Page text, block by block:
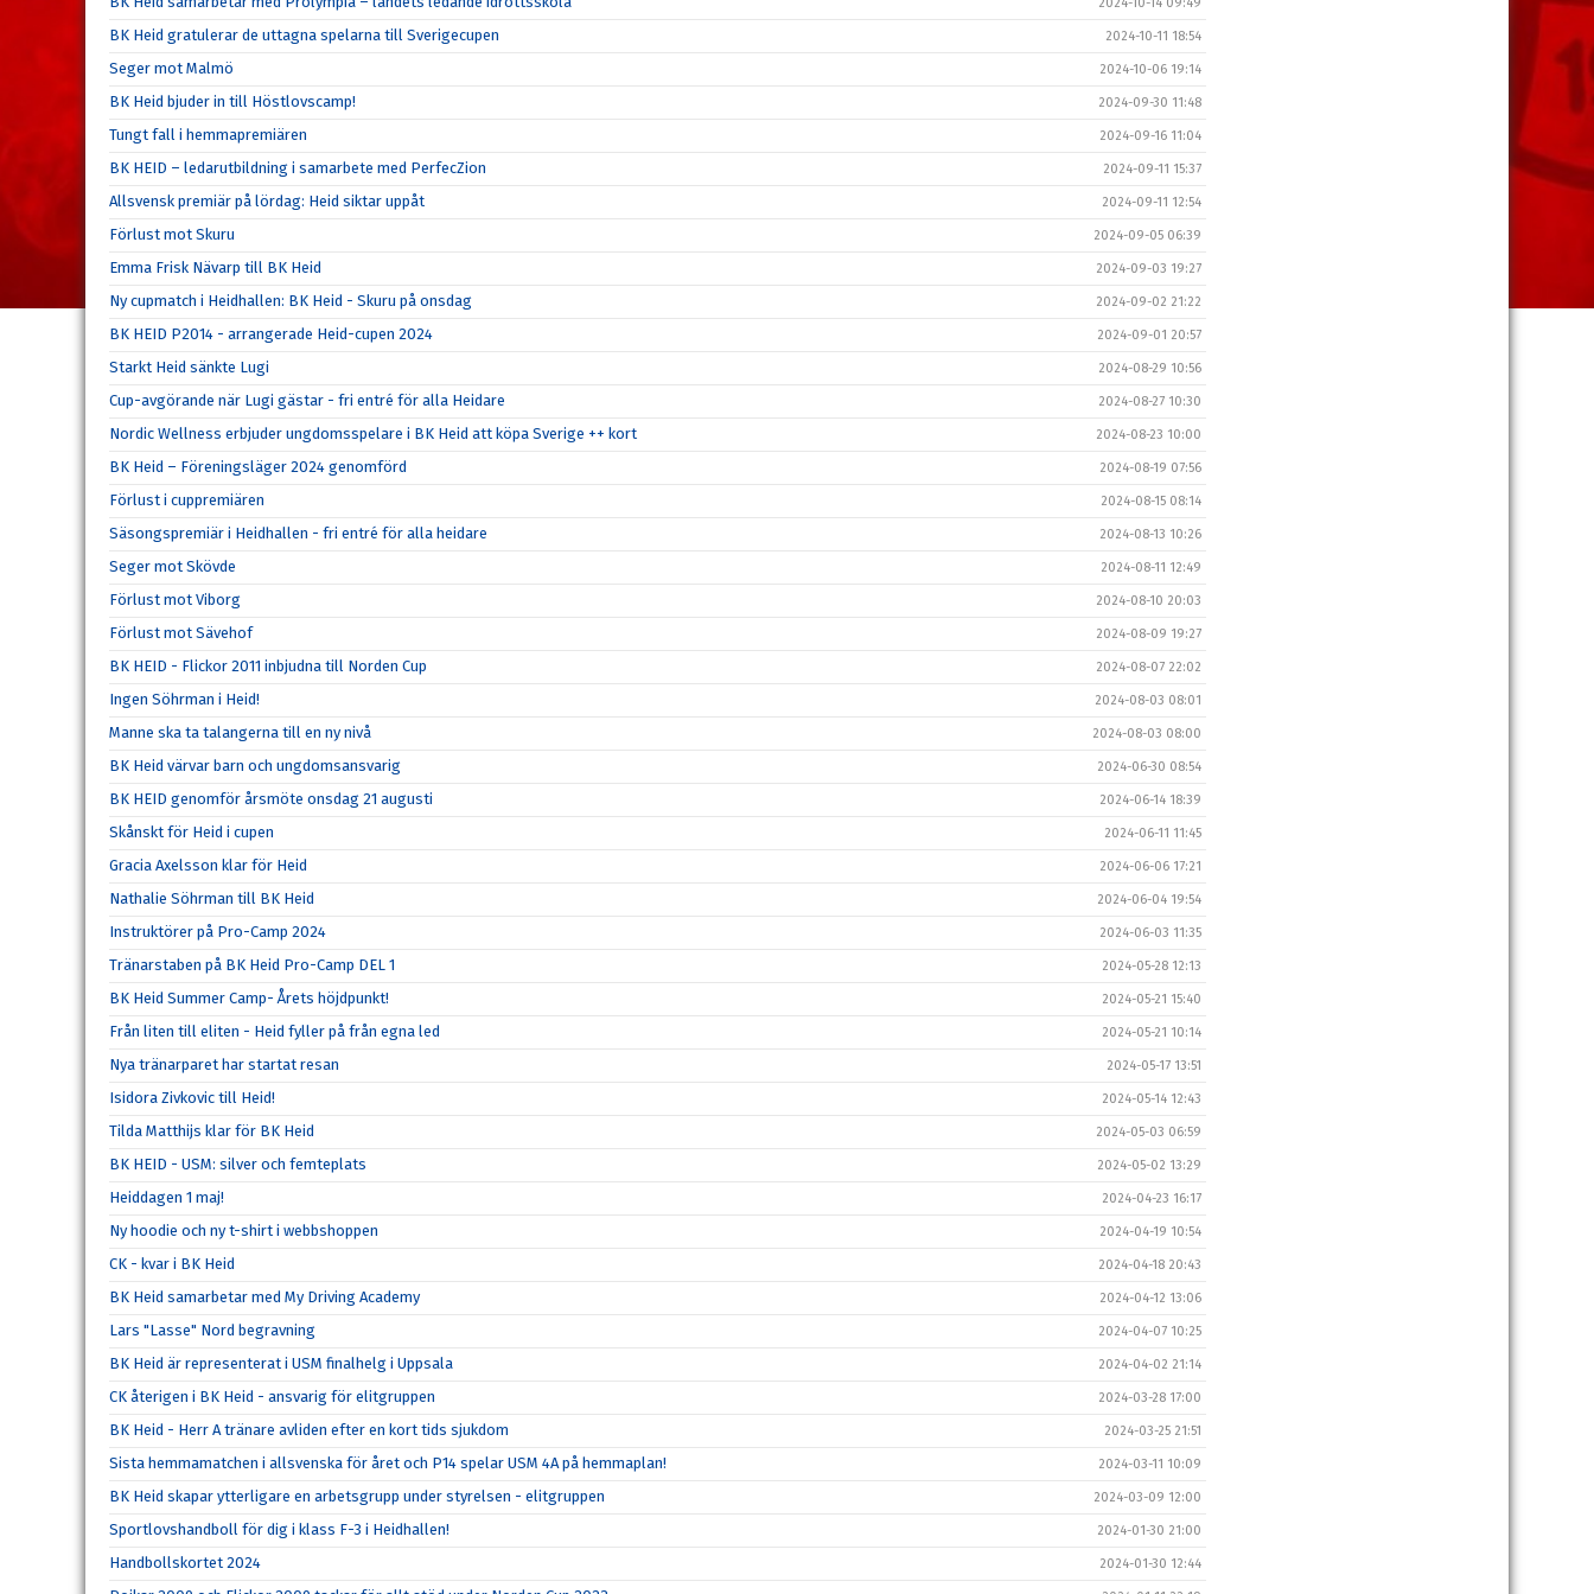
BK Heid gratulerar de uttagna spelarna till Sverigecupen 2024-10-11 18:54
Seger mot Malmö 2024-10-06 19:14
BK Heid bjuder in till Höstlovscamp! 2024-09-30 11:48
Tungt fall i hemmapremiären 2024-09-16 11:04
BK HEID – ledarutbildning i samarbete med PerfecZion 2024-09-11 15:37
Allsvensk premiär på lördag: Heid siktar uppåt 2024-09-11 12:54
Förlust mot Skuru 2024-09-05 06:39
Emma Frisk Nävarp till BK Heid 2024-09-03 19:27
Ny cupmatch i Heidhallen: BK Heid - Skuru på onsdag 2024-09-02 21:22
BK HEID P2014 - arrangerade Heid-cupen 2024 2024-09-01 20:57
Starkt Heid sänkte Lugi 2024-08-29 10:56
Cup-avgörande när Lugi gästar - fri entré för alla Heidare 2024-08-27 10:30
Nordic Wellness erbjuder ungdomsspelare i BK Heid att köpa Sverige ++ kort 2024-08-23 10:00
BK Heid – Föreningsläger 2024 genomförd 2024-08-19 07:56
Förlust i cuppremiären 2024-08-15 08:14
Säsongspremiär i Heidhallen - fri entré för alla heidare 2024-08-13 10:26
Seger mot Skövde 2024-08-11 12:49
Förlust mot Viborg 2024-08-10 20:03
Förlust mot Sävehof 2024-08-09 19:27
BK HEID - Flickor 2011 inbjudna till Norden Cup 2024-08-07 22:02
Ingen Söhrman i Heid! 2024-08-03 08:01
Manne ska ta talangerna till en ny nivå 2024-08-03 08:00
BK Heid värvar barn och ungdomsansvarig 2024-06-30 08:54
BK HEID genomför årsmöte onsdag 21 augusti 2024-06-14 18:39
Skånskt för Heid i cupen 2024-06-11 11:45
Gracia Axelsson klar för Heid 2024-06-06 17:21
Nathalie Söhrman till BK Heid 2024-06-04 19:54
Instruktörer på Pro-Camp 2024 2024-06-03 11:35
Tränarstaben på BK Heid Pro-Camp DEL 1 2024-05-28 12:13
BK Heid Summer Camp- Årets höjdpunkt! 2024-05-21 15:40
Från liten till eliten - Heid fyller på från egna led 2024-05-21 10:14
Nya tränarparet har startat resan 2024-05-17 13:51
Isidora Zivkovic till Heid! 2024-05-14 12:43
Tilda Matthijs klar för BK Heid 2024-05-03 06:59
BK HEID - USM: silver och femteplats 2024-05-02 13:29
Heiddagen 1 maj! 2024-04-23 16:17
Ny hoodie och ny t-shirt i webbshoppen 2024-04-19 10:54
CK - kvar i BK Heid 2024-04-18 20:43
BK Heid samarbetar med My Driving Academy 2024-04-12 13:06
Lars "Lasse" Nord begravning 2024-04-07 10:25
BK Heid är representerat i USM finalhelg i Uppsala 2024-04-02 21:14
CK återigen i BK Heid - ansvarig för elitgruppen 2024-03-28 17:00
BK Heid - Herr A tränare avliden efter en kort tids sjukdom 2024-03-25 21:51
Sista hemmamatchen i allsvenska för året och P14 spelar USM 4A på hemmaplan! 2024-03-11 10:09
BK Heid skapar ytterligare en arbetsgrupp under styrelsen - elitgruppen 2024-03-09 12:00
Sportlovshandboll för dig i klass F-3 i Heidhallen! 2024-01-30 21:00
Handbollskortet 2024 2024-01-30 12:44